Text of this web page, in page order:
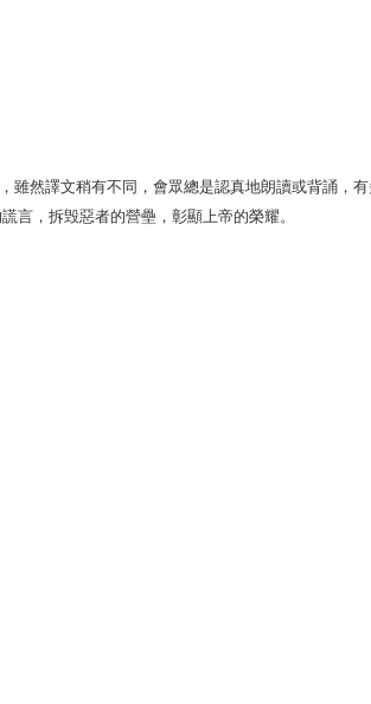
然譯文稍有不同，會眾總是認真地朗讀或背誦，
言，拆毁惡者的營壘，彰顯上帝的榮耀。